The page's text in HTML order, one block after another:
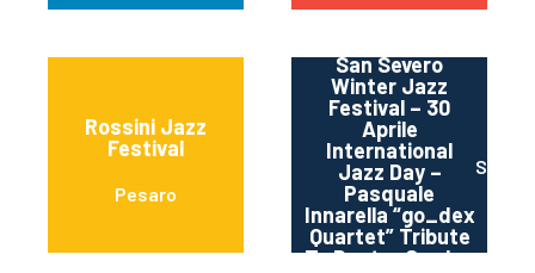
Rossini Jazz
Festival
Pesaro
San Severo
Winter Jazz
Festival – 30
Aprile
International
Jazz Day –
Pasquale
Innarella “go_dex
Quartet” Tribute
To Dexter Gordon
San